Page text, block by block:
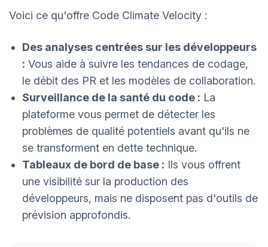
Voici ce qu'offre Code Climate Velocity :
Des analyses centrées sur les développeurs
: Vous aide à suivre les tendances de codage,
le débit des PR et les modèles de collaboration.
Surveillance de la santé du code : La
plateforme vous permet de détecter les
problèmes de qualité potentiels avant qu'ils ne
se transforment en dette technique.
Tableaux de bord de base : Ils vous offrent
une visibilité sur la production des
développeurs, mais ne disposent pas d'outils de
prévision approfondis.